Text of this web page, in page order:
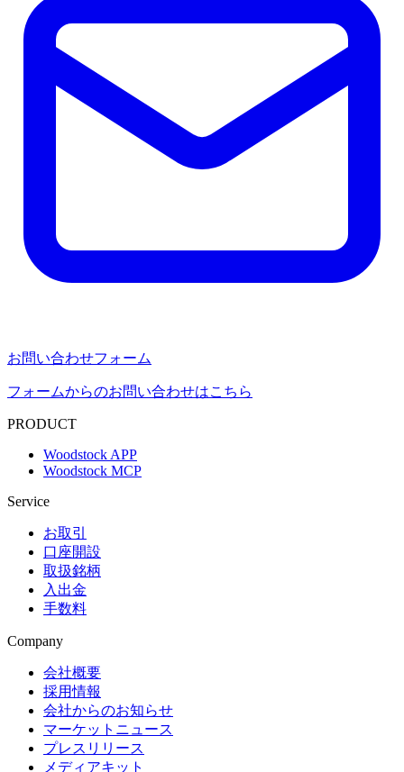
お問い合わせフォーム
フォームからのお問い合わせはこちら
PRODUCT
Woodstock APP
Woodstock MCP
Service
お取引
口座開設
取扱銘柄
入出金
手数料
Company
会社概要
採用情報
会社からのお知らせ
マーケットニュース
プレスリリース
メディアキット